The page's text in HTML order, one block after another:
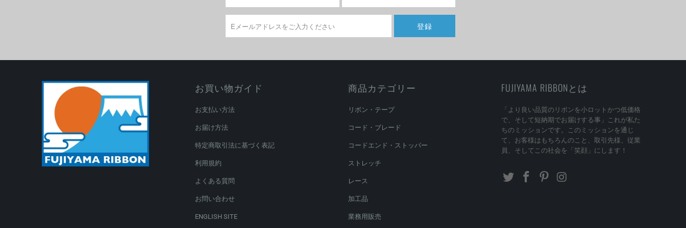
お買い物ガイド
お支払い方法
お届け方法
特定商取引法に基づく表記
利用規約
よくある質問
お問い合わせ
ENGLISH SITE
商品カテゴリー
リボン・テープ
コード・ブレード
コードエンド・ストッパー
ストレッチ
レース
加工品
業務用販売
FUJIYAMA RIBBONとは
「より良い品質のリボンを小ロットかつ低価格
で、そして短納期でお届けする事」これが私た
ちのミッションです。このミッションを通じ
て、お客様はもちろんのこと、取引先様、従業
員、そしてこの社会を「笑顔」にします！